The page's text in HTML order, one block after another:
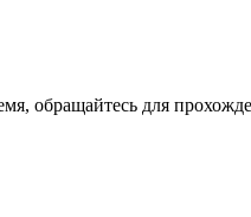
обращайтесь для